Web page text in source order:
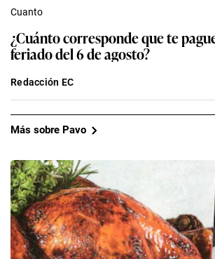
Cuanto
¿Cuánto corresponde que te
feriado del 6 de agosto?
Redacción EC
Más sobre Pavo